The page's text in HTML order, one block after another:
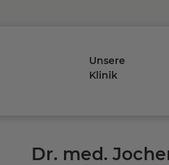
Unsere
Klinik
Dr. med.